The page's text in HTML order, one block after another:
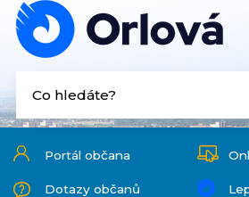
Portál občana
Dotazy občanů